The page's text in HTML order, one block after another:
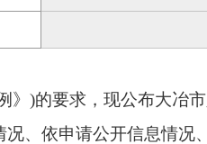
)的要求，现公布大冶
、依申请公开信息情况